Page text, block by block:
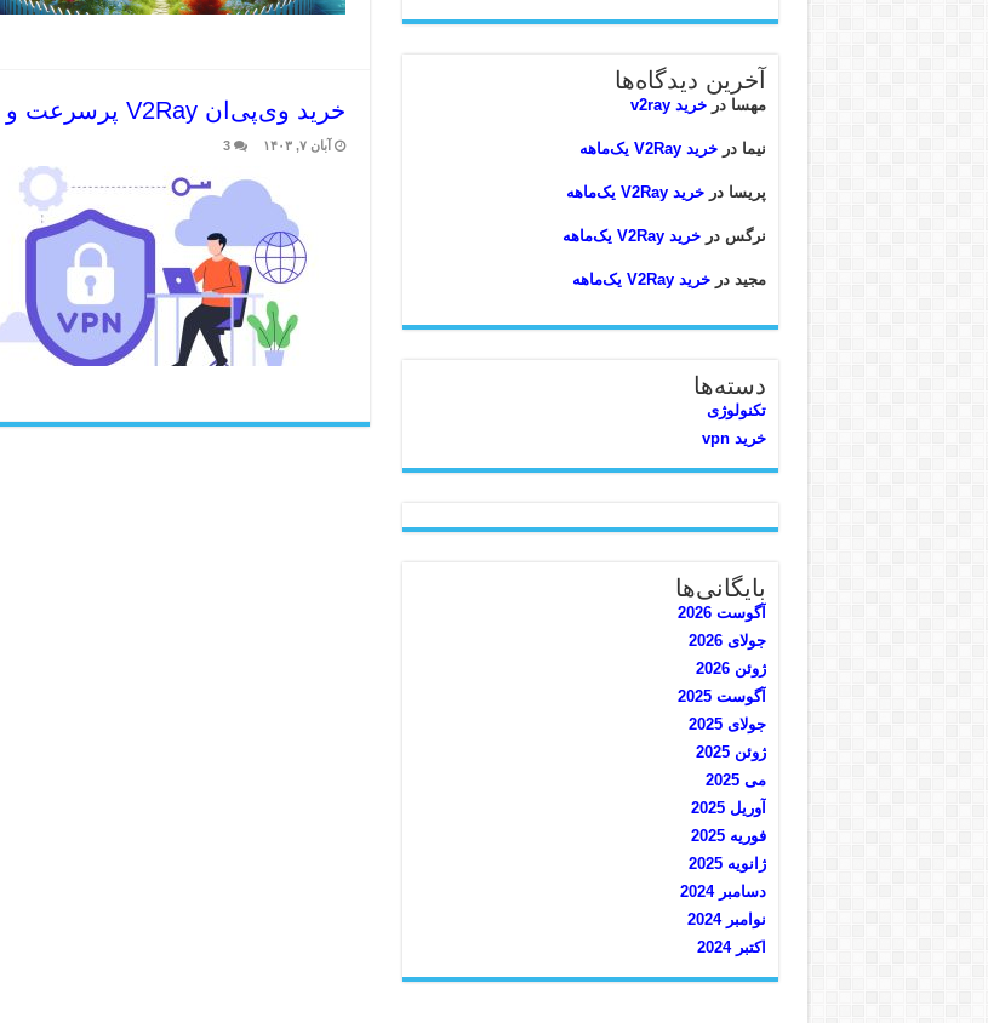
خرید وی‌پی‌ان V2Ray پرسرعت و حرفه‌ای
آبان ۷, ۱۴۰۳ 3
آخرین دیدگاه‌ها
مهسا درخرید v2ray
نیما درخرید V2Ray یک‌ماهه
پریسا درخرید V2Ray یک‌ماهه
نرگس درخرید V2Ray یک‌ماهه
مجید درخرید V2Ray یک‌ماهه
دسته‌ها
تکنولوژی
خرید vpn
بایگانی‌ها
آگوست 2026
جولای 2026
ژوئن 2026
آگوست 2025
جولای 2025
ژوئن 2025
می 2025
آوریل 2025
فوریه 2025
ژانویه 2025
دسامبر 2024
نوامبر 2024
اکتبر 2024